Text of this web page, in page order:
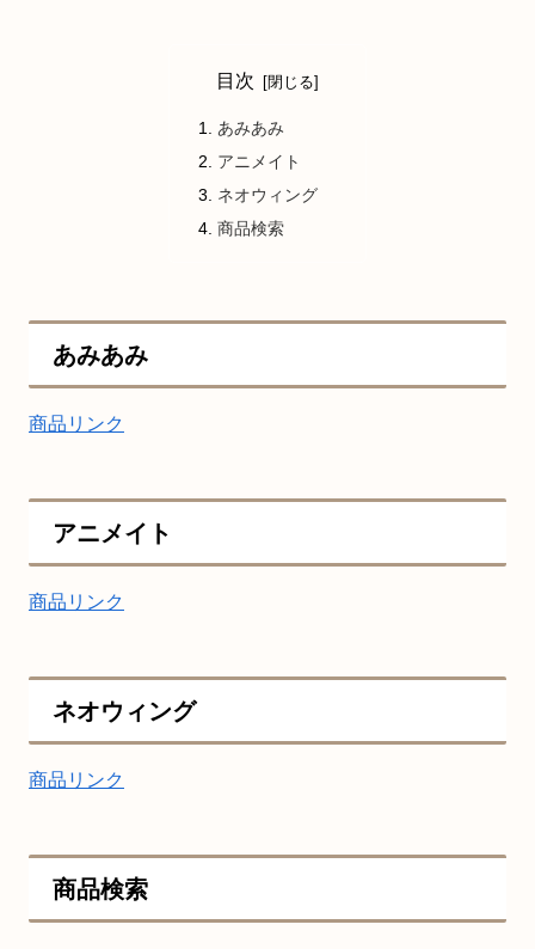
目次
あみあみ
アニメイト
ネオウィング
商品検索
あみあみ
商品リンク
アニメイト
商品リンク
ネオウィング
商品リンク
商品検索